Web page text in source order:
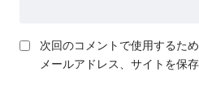
次回のコメントで使用するた
メールアドレス、サイトを保存